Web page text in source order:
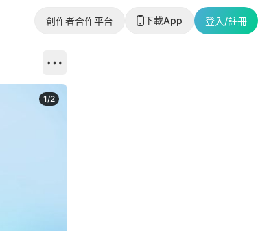
創作者合作平台 下載App 登入/註冊
1/2